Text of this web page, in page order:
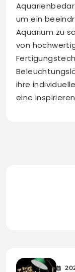
um ein
Aquarium zu
von
ihre
eine